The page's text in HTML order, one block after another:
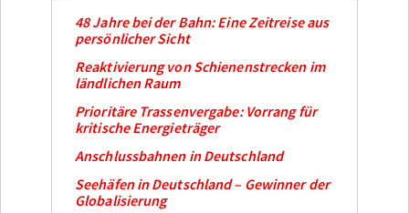
48 Jahre bei der Bahn: Eine Zeitreise aus
persönlicher Sicht
Reaktivierung von Schienenstrecken im
ländlichen Raum
Prioritäre Trassenvergabe: Vorrang für
kritische Energieträger
Anschlussbahnen in Deutschland
Seehäfen in Deutschland – Gewinner der
Globalisierung